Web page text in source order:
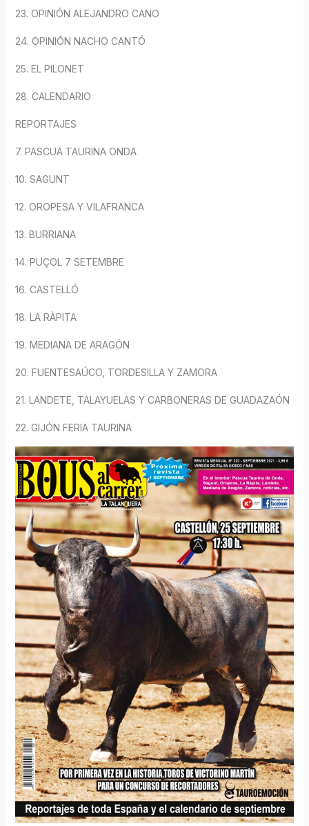
23. OPINIÓN ALEJANDRO CANO
24. OPINIÓN NACHO CANTÓ
25. EL PILONET
28. CALENDARIO
REPORTAJES
7. PASCUA TAURINA ONDA
10. SAGUNT
12. OROPESA Y VILAFRANCA
13. BURRIANA
14. PUÇOL 7 SETEMBRE
16. CASTELLÓ
18. LA RÀPITA
19. MEDIANA DE ARAGÓN
20. FUENTESAÚCO, TORDESILLA Y ZAMORA
21. LANDETE, TALAYUELAS Y CARBONERAS DE GUADAZAÓN
22. GIJÓN FERIA TAURINA